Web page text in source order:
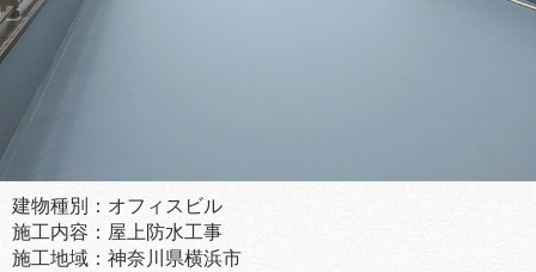
建物種別：オフィスビル
施工内容：屋上防水工事
施工地域：神奈川県横浜市